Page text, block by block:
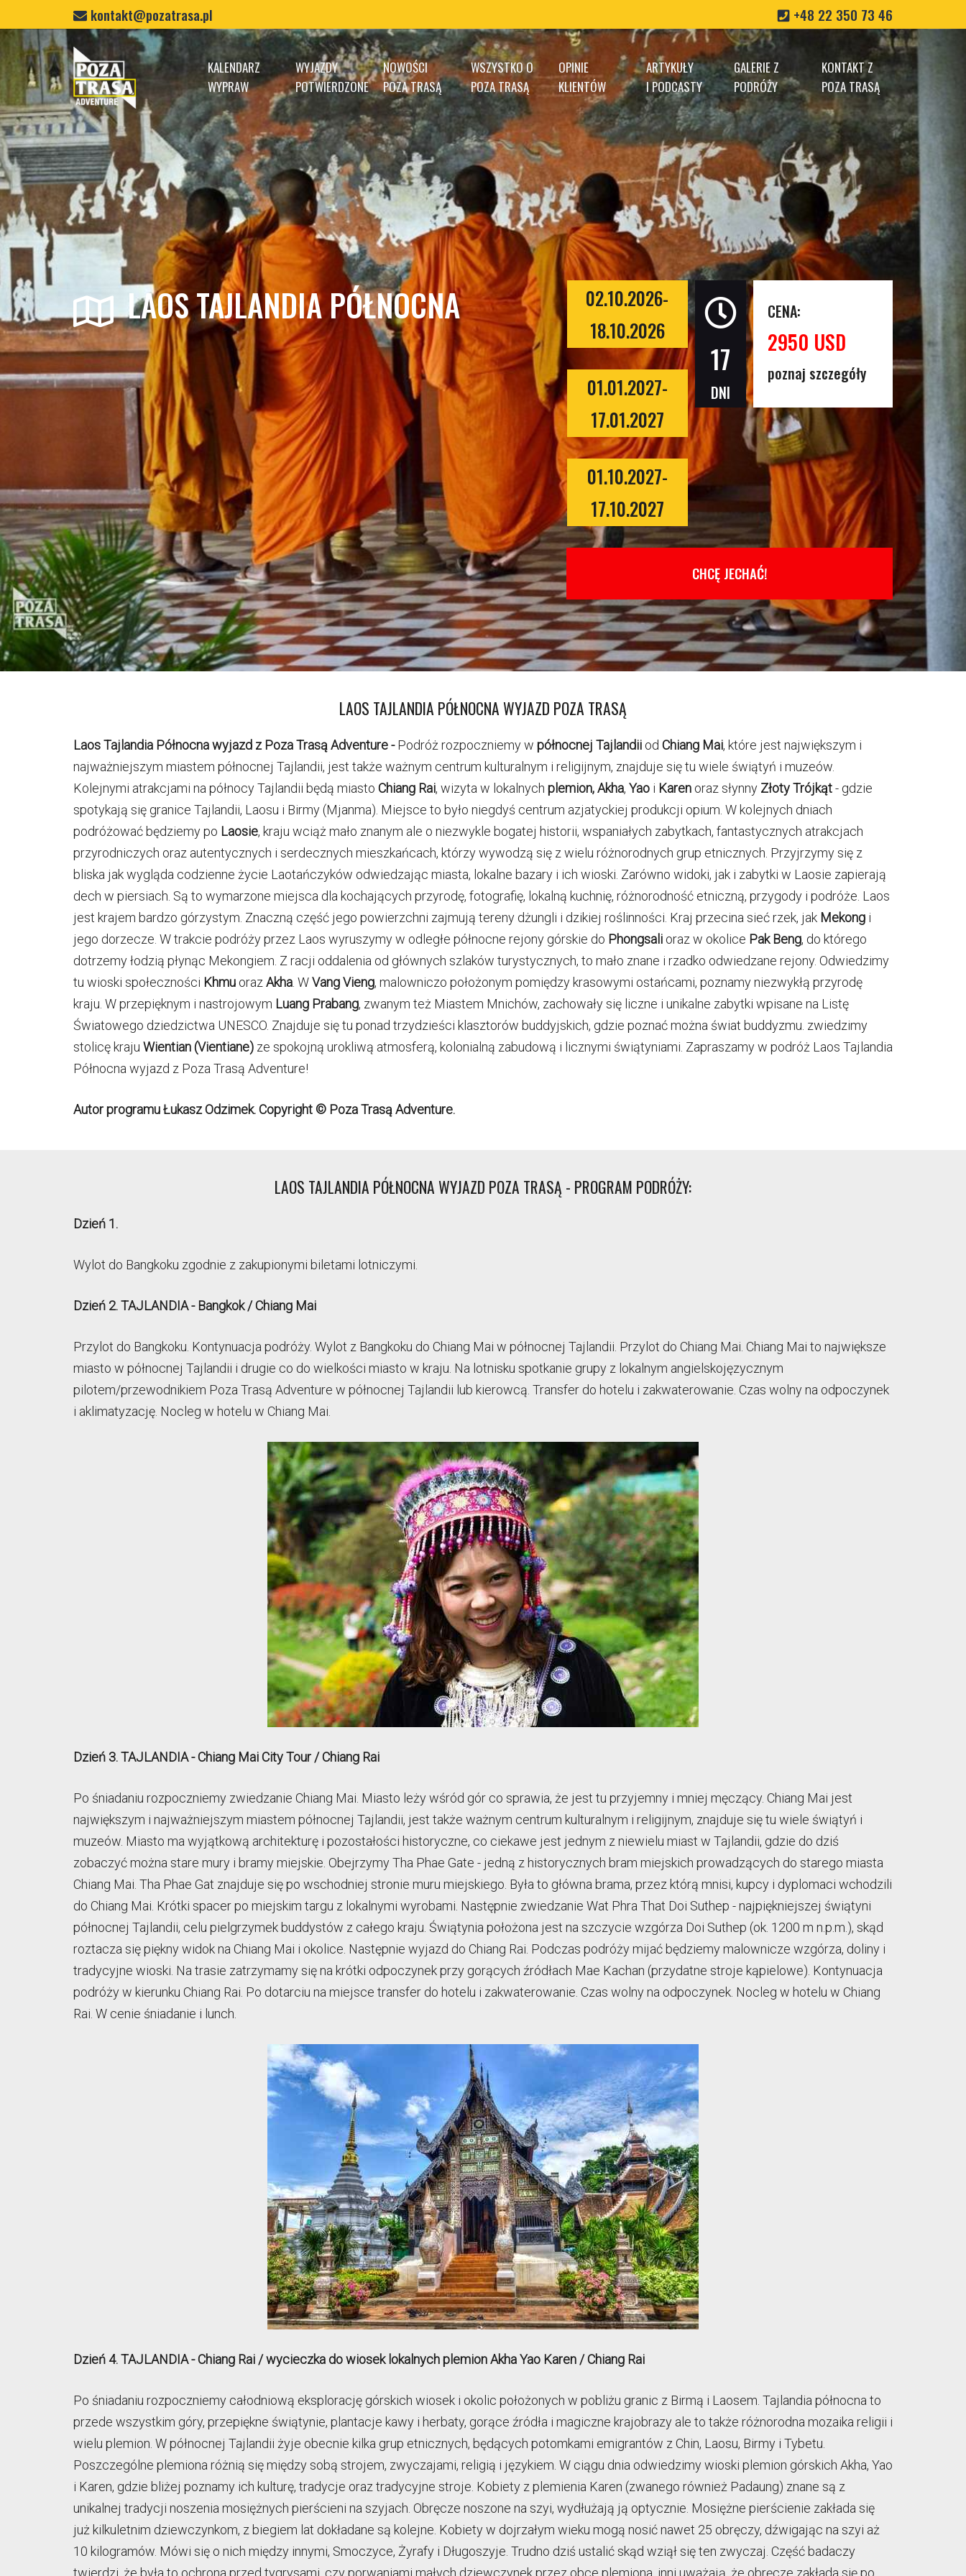
kontakt@pozatrasa.pl +48 22 350 73 46
Home
KALENDARZ
WYPRAW
WYJAZDY
POTWIERDZONE
NOWOŚCI
POZA TRASĄ
WSZYSTKO O
POZA TRASĄ
OPINIE
KLIENTÓW
ARTYKUŁY
I PODCASTY
GALERIE Z
PODRÓŻY
KONTAKT Z
POZA TRASĄ
LAOS TAJLANDIA PÓŁNOCNA
02.10.2026-
18.10.2026
01.01.2027-
17.01.2027
01.10.2027-
17.10.2027
17
DNI
CENA:
2950 USD
poznaj szczegóły
CHCĘ JECHAĆ!
LAOS TAJLANDIA PÓŁNOCNA WYJAZD POZA TRASĄ
Laos Tajlandia Północna wyjazd z Poza Trasą Adventure -Podróż rozpoczniemy w północnej Tajlandii od Chiang Mai, które jest największym i
najważniejszym miastem północnej Tajlandii, jest także ważnym centrum kulturalnym i religijnym, znajduje się tu wiele świątyń i muzeów.
Kolejnymi atrakcjami na północy Tajlandii będą miasto Chiang Rai, wizyta w lokalnych plemion, Akha, Yao i Karen oraz słynny Złoty Trójkąt- gdzie
spotykają się granice Tajlandii, Laosu i Birmy (Mjanma). Miejsce to było niegdyś centrum azjatyckiej produkcji opium. W kolejnych dniach
podróżować będziemy po Laosie, kraju wciąż mało znanym ale o niezwykle bogatej historii, wspaniałych zabytkach, fantastycznych atrakcjach
przyrodniczych oraz autentycznych i serdecznych mieszkańcach, którzy wywodzą się z wielu różnorodnych grup etnicznych. Przyjrzymy się z
bliska jak wygląda codzienne życie Laotańczyków odwiedzając miasta, lokalne bazary i ich wioski. Zarówno widoki, jak i zabytki w Laosie zapierają
dech w piersiach. Są to wymarzone miejsca dla kochających przyrodę, fotografię, lokalną kuchnię, różnorodność etniczną, przygody i podróże. Laos
jest krajem bardzo górzystym. Znaczną część jego powierzchni zajmują tereny dżungli i dzikiej roślinności. Kraj przecina sieć rzek, jak Mekong i
jego dorzecze. W trakcie podróży przez Laos wyruszymy w odległe północne rejony górskie do Phongsali oraz w okolice Pak Beng, do którego
dotrzemy łodzią płynąc Mekongiem. Z racji oddalenia od głównych szlaków turystycznych, to mało znane i rzadko odwiedzane rejony. Odwiedzimy
tu wioski społeczności Khmu oraz Akha . WVang Vieng, malowniczo położonym pomiędzy krasowymi ostańcami, poznamy niezwykłą przyrodę
kraju. W przepięknym i nastrojowym Luang Prabang, zwanym też Miastem Mnichów, zachowały się liczne i unikalne zabytki wpisane na Listę
Światowego dziedzictwa UNESCO. Znajduje się tu ponad trzydzieści klasztorów buddyjskich, gdzie poznać można świat buddyzmu. zwiedzimy
stolicę kraju Wientian (Vientiane) ze spokojną urokliwą atmosferą, kolonialną zabudową i licznymi świątyniami. Zapraszamy w podróż Laos Tajlandia
Północna wyjazd z Poza Trasą Adventure!
Autor programu Łukasz Odzimek. Copyright © Poza Trasą Adventure.
LAOS TAJLANDIA PÓŁNOCNA WYJAZD POZA TRASĄ - PROGRAM PODRÓŻY:
Dzień 1.
Wylot do Bangkoku zgodnie z zakupionymi biletami lotniczymi.
Dzień 2. TAJLANDIA - Bangkok / Chiang Mai
Przylot do Bangkoku. Kontynuacja podróży. Wylot z Bangkoku do Chiang Mai w północnej Tajlandii. Przylot do Chiang Mai. Chiang Mai to największe
miasto w północnej Tajlandii i drugie co do wielkości miasto w kraju. Na lotnisku spotkanie grupy z lokalnym angielskojęzycznym
pilotem/przewodnikiem Poza Trasą Adventure w północnej Tajlandii lub kierowcą. Transfer do hotelu i zakwaterowanie. Czas wolny na odpoczynek
i aklimatyzację. Nocleg w hotelu w Chiang Mai.
Dzień 3. TAJLANDIA - Chiang Mai City Tour / Chiang Rai
Po śniadaniu rozpoczniemy zwiedzanie Chiang Mai. Miasto leży wśród gór co sprawia, że jest tu przyjemny i mniej męczący. Chiang Mai jest
największym i najważniejszym miastem północnej Tajlandii, jest także ważnym centrum kulturalnym i religijnym, znajduje się tu wiele świątyń i
muzeów. Miasto ma wyjątkową architekturę i pozostałości historyczne, co ciekawe jest jednym z niewielu miast w Tajlandii, gdzie do dziś
zobaczyć można stare mury i bramy miejskie. Obejrzymy Tha Phae Gate - jedną z historycznych bram miejskich prowadzących do starego miasta
Chiang Mai. Tha Phae Gat znajduje się po wschodniej stronie muru miejskiego. Była to główna brama, przez którą mnisi, kupcy i dyplomaci wchodzili
do Chiang Mai. Krótki spacer po miejskim targu z lokalnymi wyrobami. Następnie zwiedzanie Wat Phra That Doi Suthep - najpiękniejszej świątyni
północnej Tajlandii, celu pielgrzymek buddystów z całego kraju. Świątynia położona jest na szczycie wzgórza Doi Suthep (ok. 1200 m n.p.m.), skąd
roztacza się piękny widok na Chiang Mai i okolice. Następnie wyjazd do Chiang Rai. Podczas podróży mijać będziemy malownicze wzgórza, doliny i
tradycyjne wioski. Na trasie zatrzymamy się na krótki odpoczynek przy gorących źródłach Mae Kachan (przydatne stroje kąpielowe). Kontynuacja
podróży w kierunku Chiang Rai. Po dotarciu na miejsce transfer do hotelu i zakwaterowanie. Czas wolny na odpoczynek. Nocleg w hotelu w Chiang
Rai. W cenie śniadanie i lunch.
Dzień 4. TAJLANDIA - Chiang Rai / wycieczka do wiosek lokalnych plemion Akha Yao Karen / Chiang Rai
Po śniadaniu rozpoczniemy całodniową eksplorację górskich wiosek i okolic położonych w pobliżu granic z Birmą i Laosem. Tajlandia północna to
przede wszystkim góry, przepiękne świątynie, plantacje kawy i herbaty, gorące źródła i magiczne krajobrazy ale to także różnorodna mozaika religii i
wielu plemion. W północnej Tajlandii żyje obecnie kilka grup etnicznych, będących potomkami emigrantów z Chin, Laosu, Birmy i Tybetu.
Poszczególne plemiona różnią się między sobą strojem, zwyczajami, religią i językiem. W ciągu dnia odwiedzimy wioski plemion górskich Akha, Yao
i Karen, gdzie bliżej poznamy ich kulturę, tradycje oraz tradycyjne stroje. Kobiety z plemienia Karen (zwanego również Padaung) znane są z
unikalnej tradycji noszenia mosiężnych pierścieni na szyjach. Obręcze noszone na szyi, wydłużają ją optycznie. Mosiężne pierścienie zakłada się
już kilkuletnim dziewczynkom, z biegiem lat dokładane są kolejne. Kobiety w dojrzałym wieku mogą nosić nawet 25 obręczy, dźwigając na szyi aż
10 kilogramów. Mówi się o nich między innymi, Smoczyce, Żyrafy i Długoszyje. Trudno dziś ustalić skąd wziął się ten zwyczaj. Część badaczy
twierdzi, że była to ochrona przed tygrysami, czy porwaniami małych dziewczynek przez obce plemiona, inni uważają, że obręcze zakłada się po